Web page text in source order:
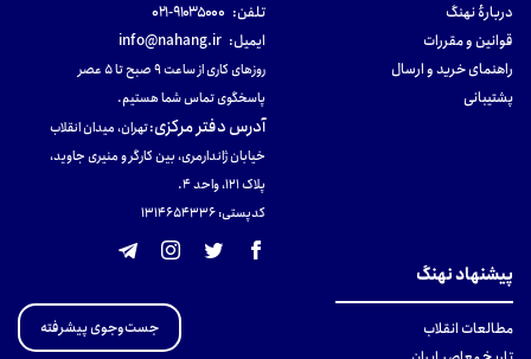
دربارهٔ نهنگ
قوانین و مقررات
راهنمای خرید و ارسال
پشتیبانی
تلفن: ۹۱۰۳۵۰۰۰-۰۲۱
ایمیل: info@nahang.ir
روزهای کاری از ساعت ۹ صبح تا ۵ عصر
پاسخگوی تماس شما هستیم.
آدرس دفتر مرکزی:تهران، میدان انقلاب
خیابان ژاندارمری، بین کارگر و منیری جاوید،
پلاک 121، واحد ۴.
کدپستی: 131465433۶
پیشنهاد نهنگ
مطالعات انقلاب
جست‌وجوی پیشرفته